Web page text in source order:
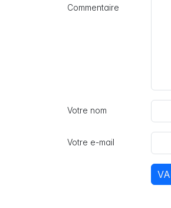
Commentaire
Votre nom
Votre e-mail